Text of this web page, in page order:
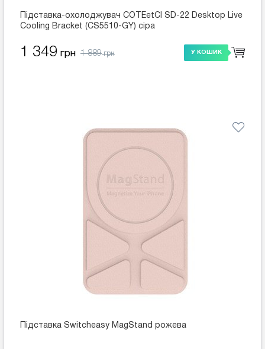
Підставка-охолоджувач COTEetCI SD-22 Desktop Live
Cooling Bracket (CS5510-GY) сіра
1 349 грн 1 889грн У КОШИК
Підставка Switcheasy MagStand рожева